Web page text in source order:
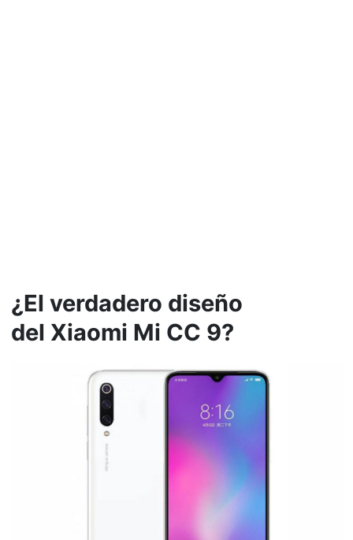
¿El verdadero diseño
del Xiaomi Mi CC 9?